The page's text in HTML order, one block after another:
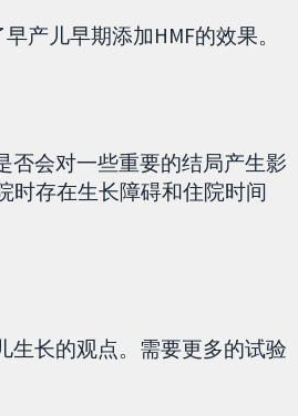
产儿早期添加HMF的效果。
否会对一些重要的结局产生影
时存在生长障碍和住院时间
生长的观点。需要更多的试验